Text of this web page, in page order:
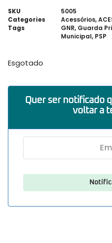
SKU
5005
Categories
Acessórios,
Tags
GNR, Guarda
Municipal, PSP
Esgotado
Quer ser notificado
voltar a